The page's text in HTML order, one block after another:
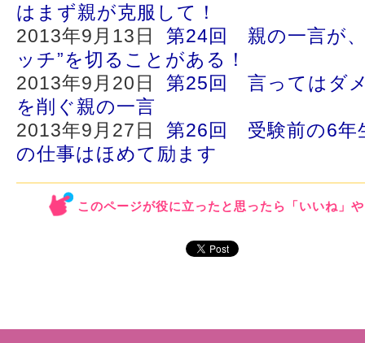
はまず親が克服して！
2013年9月13日 第24回 親の一言が
ッチ”を切ることがある！
2013年9月20日 第25回 言ってはダ
を削ぐ親の一言
2013年9月27日 第26回 受験前の6
の仕事はほめて励ます
このページが役に立ったと思ったら「いいね」